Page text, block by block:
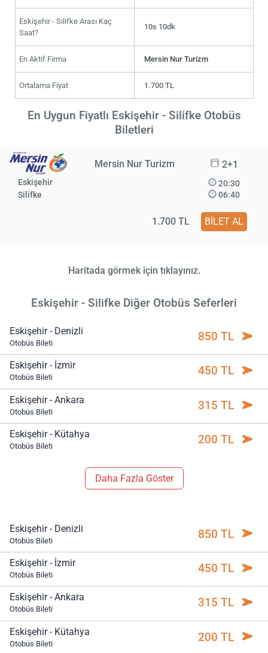
Eskişehir - Silifke Arası Kaç
Saat?
10s 10dk
En Aktif Firma Mersin Nur Turizm
Ortalama Fiyat 1.700 TL
En Uygun Fiyatlı Eskişehir - Silifke Otobüs
Biletleri
Mersin Nur Turizm 2+1
Eskişehir
Silifke
20:30
06:40
1.700 TL BİLET AL
Haritada görmek için tıklayınız.
Eskişehir - Silifke Diğer Otobüs Seferleri
Eskişehir - Denizli
Otobüs Bileti 850 TL
Eskişehir - İzmir
Otobüs Bileti 450 TL
Eskişehir - Ankara
Otobüs Bileti 315 TL
Eskişehir - Kütahya
Otobüs Bileti 200 TL
Daha Fazla Göster
Eskişehir - Denizli
Otobüs Bileti 850 TL
Eskişehir - İzmir
Otobüs Bileti 450 TL
Eskişehir - Ankara
Otobüs Bileti 315 TL
Eskişehir - Kütahya
Otobüs Bileti 200 TL